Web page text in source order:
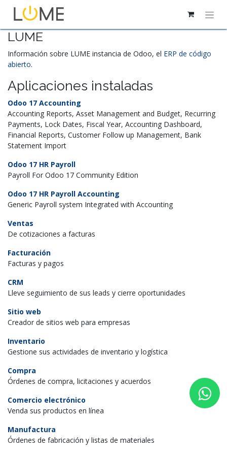
LUME
Información sobre LUME instancia de Odoo, el ERP de código
abierto.
Aplicaciones instaladas
Odoo 17 Accounting
Accounting Reports, Asset Management and Budget, Recurring
Payments, Lock Dates, Fiscal Year, Accounting Dashboard,
Financial Reports, Customer Follow up Management, Bank
Statement Import
Odoo 17 HR Payroll
Payroll For Odoo 17 Community Edition
Odoo 17 HR Payroll Accounting
Generic Payroll system Integrated with Accounting
Ventas
De cotizaciones a facturas
Facturación
Facturas y pagos
CRM
Lleve seguimiento de sus leads y cierre oportunidades
Sitio web
Creador de sitios web para empresas
Inventario
Gestione sus actividades de inventario y logística
Compra
Órdenes de compra, licitaciones y acuerdos
Comercio electrónico
Venda sus productos en línea
Manufactura
Órdenes de fabricación y listas de materiales